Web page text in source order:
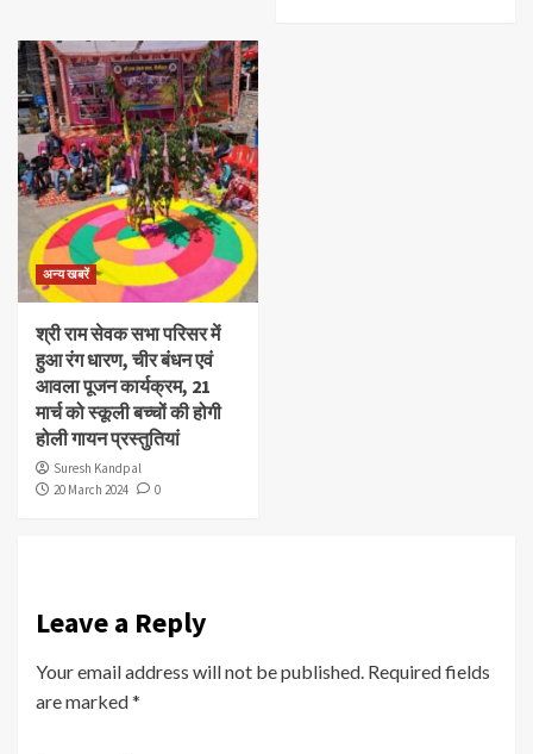
अन्य खबरें
श्री राम सेवक सभा परिसर में
हुआ रंग धारण, चीर बंधन एवं
आवला पूजन कार्यक्रम, 21
मार्च को स्कूली बच्चों की होगी
होली गायन प्रस्तुतियां
Suresh Kandpal
20 March 2024
0
Leave a Reply
Your email address will not be published. Required fields
are marked*